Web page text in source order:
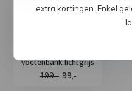
voetenbank lichtgrijs
199,- 99,-
extra kortingen. Enkel